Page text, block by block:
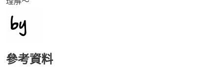
參考資料